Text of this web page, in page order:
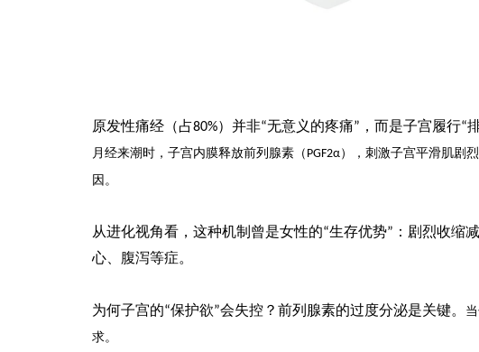
原发性痛经（占80%）并非“无意义的疼痛” ，而是子宫履行“
月经来潮时，子宫内膜释放前列腺素（ PGF2α），刺激子宫平滑肌剧
因。
从进化视角看，这种机制曾是女性的“生存优势” ：剧烈收缩
心、腹泻等症。
为何子宫的“保护欲”会失控？前列腺素的过度分泌是关键。
求。